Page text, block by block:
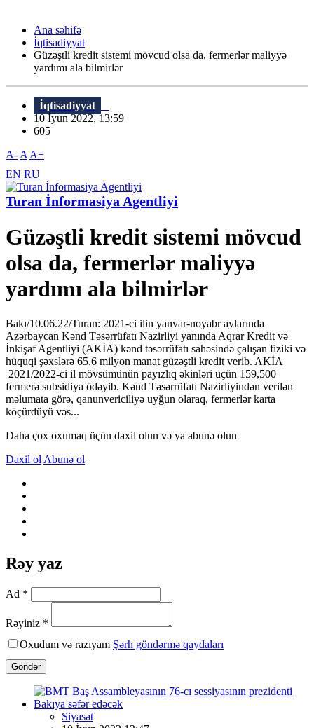
Ana səhifə
İqtisadiyyat
Güzəştli kredit sistemi mövcud olsa da, fermerlər maliyyə
yardımı ala bilmirlər
İqtisadiyyat
10 İyun 2022, 13:59
605
A- A A+
EN RU
Turan İnformasiya Agentliyi
Güzəştli kredit sistemi mövcud
olsa da, fermerlər maliyyə
yardımı ala bilmirlər
Bakı/10.06.22/Turan: 2021-ci ilin yanvar-noyabr aylarında
Azərbaycan Kənd Təsərrüfatı Nazirliyi yanında Aqrar Kredit və
İnkişaf Agentliyi (AKİA) kənd təsərrüfatı sahəsində çalışan fiziki və
hüquqi şəxslərə 65,6 milyon manat güzəştli kredit verib. AKİA
2021/2022-ci il mövsümünün payızlıq əkinləri üçün 159,500
fermerə subsidiya ödəyib. Kənd Təsərrüfatı Nazirliyindən verilən
məlumata görə, qanunvericiliyə uyğun olaraq, fermerlər karta
köçürdüyü vəs...
Daha çox oxumaq üçün daxil olun və ya abunə olun
Daxil ol Abunə ol
Rəy yaz
Ad *
Rəyiniz *
Oxudum və razıyam Şərh göndərmə qaydaları
Göndər
Siyasət